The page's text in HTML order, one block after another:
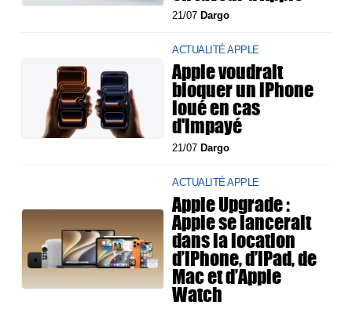
21/07 Dargo
ACTUALITÉ APPLE
Apple voudrait
bloquer un iPhone
loué en cas
d'impayé
21/07 Dargo
ACTUALITÉ APPLE
Apple Upgrade :
Apple se lancerait
dans la location
d’iPhone, d’iPad, de
Mac et d’Apple
Watch